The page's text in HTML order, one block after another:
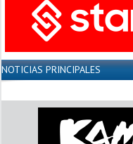
NOTICIAS PRINCIPALES